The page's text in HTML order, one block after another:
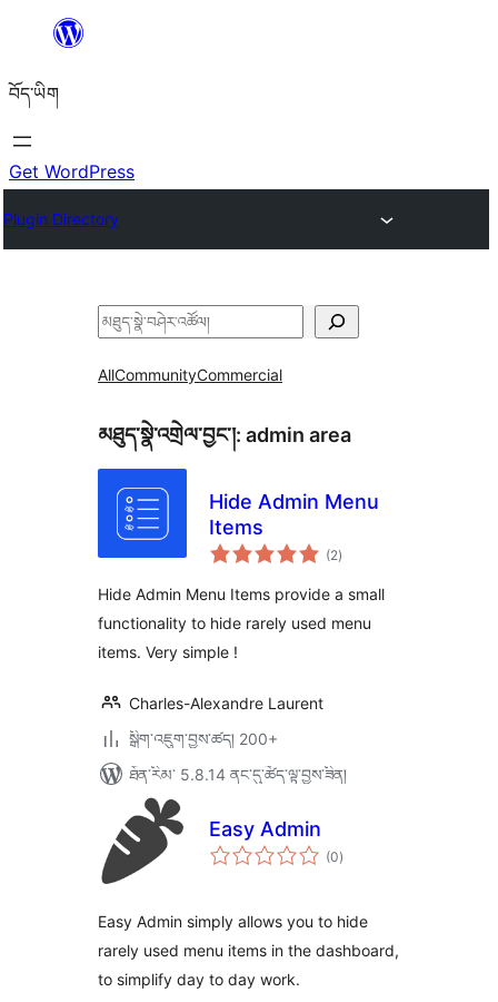
content
བོད་ཡིག
Get WordPress
Plugin Directory
བཤེར་
AllCommunityCommercial
མཐུད་སྣེ་འགྲེལ་བྱང་།: admin area
Hide Admin Menu
Items
(2གདེང་
འཇོག་
ཚང་།
)
Hide Admin Menu Items provide a small
functionality to hide rarely used menu
items. Very simple !
Charles-Alexandre Laurent
སྒྲིག་འཇུག་བྱས་ཚད། 200+
ཐོན་རིམ་ 5.8.14 ནང་དུ་ཚོད་ལྟ་བྱས་ཟིན།
Easy Admin
(0གདེང་
འཇོག་
)
Easy Admin simply allows you to hide
rarely used menu items in the dashboard,
to simplify day to day work.